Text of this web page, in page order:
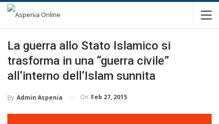
La guerra allo Stato Islamico si
trasforma in una “guerra civile”
all’interno dell’Islam sunnita
By Admin Aspenia On Feb 27, 2015